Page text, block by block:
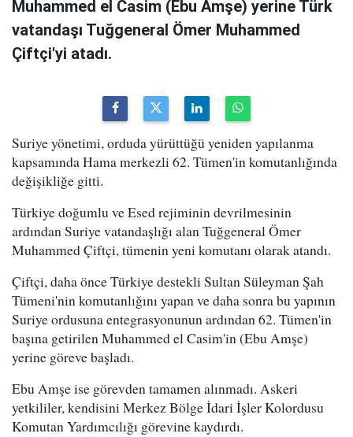
Muhammed el Casim (Ebu Amşe) yerine Türk
vatandaşı Tuğgeneral Ömer Muhammed
Çiftçi'yi atadı.
Suriye yönetimi, orduda yürüttüğü yeniden yapılanma
kapsamında Hama merkezli 62. Tümen'in komutanlığında
değişikliğe gitti.
Türkiye doğumlu ve Esed rejiminin devrilmesinin
ardından Suriye vatandaşlığı alan Tuğgeneral Ömer
Muhammed Çiftçi, tümenin yeni komutanı olarak atandı.
Çiftçi, daha önce Türkiye destekli Sultan Süleyman Şah
Tümeni'nin komutanlığını yapan ve daha sonra bu yapının
Suriye ordusuna entegrasyonunun ardından 62. Tümen'in
başına getirilen Muhammed el Casim'in (Ebu Amşe)
yerine göreve başladı.
Ebu Amşe ise görevden tamamen alınmadı. Askeri
yetkililer, kendisini Merkez Bölge İdari İşler Kolordusu
Komutan Yardımcılığı görevine kaydırdı.